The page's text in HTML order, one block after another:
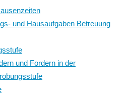
und Hausaufgaben Betreuung
und Fordern in der